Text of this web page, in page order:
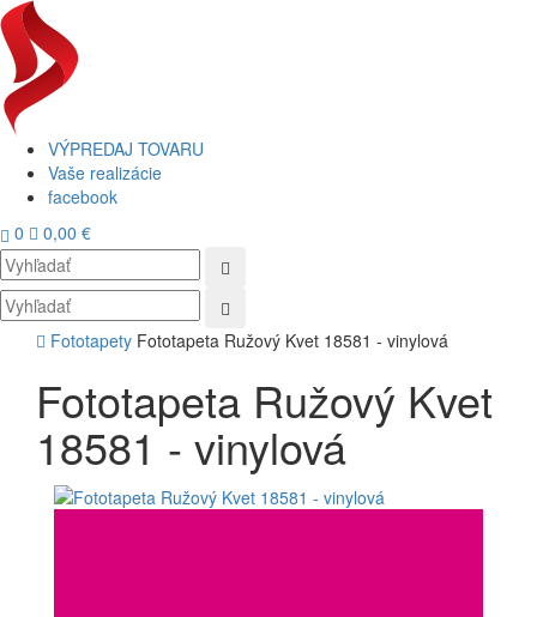
VÝPREDAJ TOVARU
Vaše realizácie
facebook
0 0,00 €
Fototapety Fototapeta Ružový Kvet 18581 - vinylová
Fototapeta Ružový Kvet
18581 - vinylová